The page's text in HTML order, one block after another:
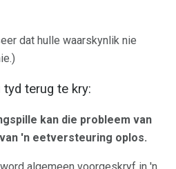
dat hulle waarskynlik nie
terug te kry:
kan die probleem van
'n eetversteuring oplos.